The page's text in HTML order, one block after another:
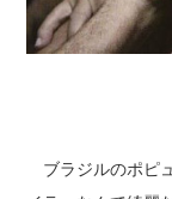
ブラジルのポピ